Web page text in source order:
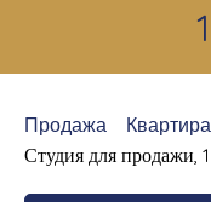
Продажа
Квартира
Студия для продажи,